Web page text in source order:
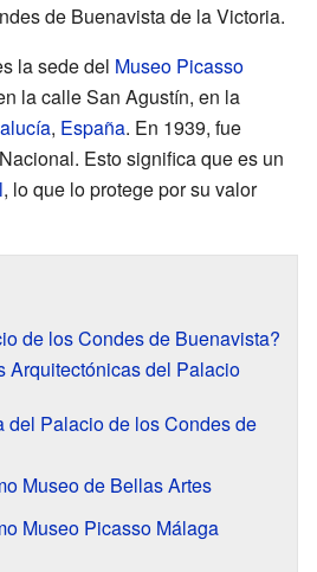
de Buenavista de la Victoria.
la sede del Museo Picasso
la calle San Agustín, en la
, España. En 1939, fue
Esto significa que es un
, lo que lo protege por su valor
de los Condes de Buenavista?
Arquitectónicas del Palacio
del Palacio de los Condes de
Museo de Bellas Artes
Museo Picasso Málaga